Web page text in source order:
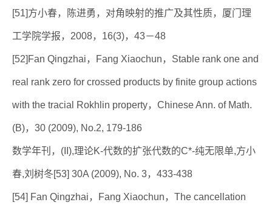
[51]方小春，陈进勇，对角映射的推广及其性质，厦门理
工学院学报，2008，16(3)，43－48
[52]Fan Qingzhai，Fang Xiaochun，Stable rank one and
real rank zero for crossed products by finite group actions
with the tracial Rokhlin property，Chinese Ann. of Math.
(B)，30 (2009), No.2, 179-186
数学年刊，(II),理论K-代数的扩张代数的C*-纯无限单,方小
春,刘树冬[53] 30A (2009), No. 3，433-438
[54] Fan Qingzhai，Fang Xiaochun，The cancellation